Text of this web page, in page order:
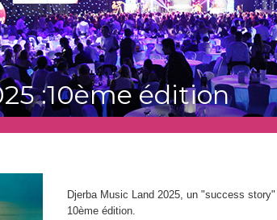
:10ème édition
Djerba Music Land 2025, un "success
10ème édition.